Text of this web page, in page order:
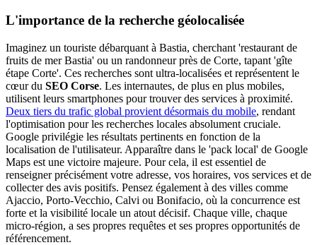
L'importance de la recherche géolocalisée
Imaginez un touriste débarquant à Bastia, cherchant 'restaurant de
fruits de mer Bastia' ou un randonneur près de Corte, tapant 'gîte
étape Corte'. Ces recherches sont ultra-localisées et représentent le
cœur du SEO Corse. Les internautes, de plus en plus mobiles,
utilisent leurs smartphones pour trouver des services à proximité.
Deux tiers du trafic global provient désormais du mobile, rendant
l'optimisation pour les recherches locales absolument cruciale.
Google privilégie les résultats pertinents en fonction de la
localisation de l'utilisateur. Apparaître dans le 'pack local' de Google
Maps est une victoire majeure. Pour cela, il est essentiel de
renseigner précisément votre adresse, vos horaires, vos services et de
collecter des avis positifs. Pensez également à des villes comme
Ajaccio, Porto-Vecchio, Calvi ou Bonifacio, où la concurrence est
forte et la visibilité locale un atout décisif. Chaque ville, chaque
micro-région, a ses propres requêtes et ses propres opportunités de
référencement.